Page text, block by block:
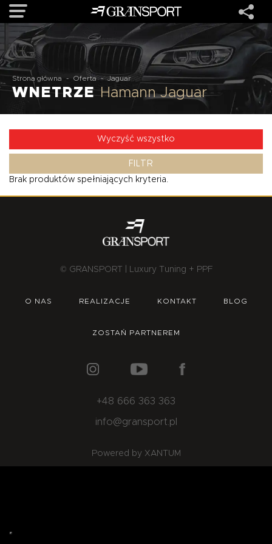
OFERTA
MARKI
O NAS
KONTAKT
Strona główna - Oferta - Jaguar
WNETRZEHamann Jaguar
Wyczyść wszystko
FILTR
Brak produktów spełniających kryteria.
© GRANSPORT | Luxury Tuning + PPF
O NAS REALIZACJE KONTAKT BLOG
ZOSTAŃ PARTNEREM
+48 666 363 363
info@gransport.pl
Powered by XANTUM